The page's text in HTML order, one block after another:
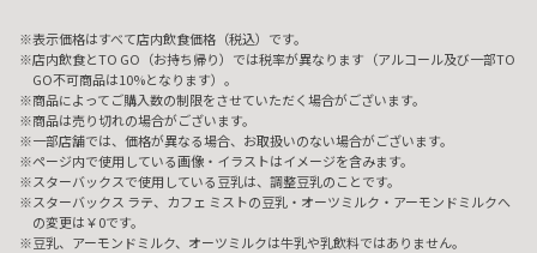
表示価格はすべて店内飲食価格（税込）です。
店内飲食とTO GO（お持ち帰り）では税率が異なります（アルコール及び一部TO
GO不可商品は10%となります）。
商品によってご購入数の制限をさせていただく場合がございます。
商品は売り切れの場合がございます。
一部店舗では、価格が異なる場合、お取扱いのない場合がございます。
ページ内で使用している画像・イラストはイメージを含みます。
スターバックスで使用している豆乳は、調整豆乳のことです。
スターバックス ラテ、カフェ ミストの豆乳・オーツミルク・アーモンドミルクへ
の変更は￥0です。
豆乳、アーモンドミルク、オーツミルクは牛乳や乳飲料ではありません。